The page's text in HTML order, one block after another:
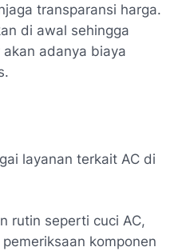
transparansi harga.
di awal sehingga
adanya biaya
layanan terkait AC di
rutin seperti cuci AC,
komponen